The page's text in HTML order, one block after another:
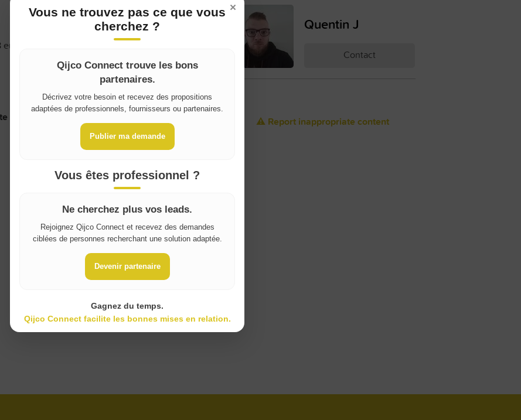
par jour et 20 euros de caution
amount for rental if applicable):
Quentin J
Contact
⚠️ Report inappropriate content
Where do you live?
Belgique / België
×
Vous ne trouvez pas ce que vous
cherchez ?
Qijco Connect trouve les bons
partenaires.
Décrivez votre besoin et recevez des propositions
adaptées de professionnels, fournisseurs ou partenaires.
Publier ma demande
Vous êtes professionnel ?
Ne cherchez plus vos leads.
Rejoignez Qijco Connect et recevez des demandes
ciblées de personnes recherchant une solution adaptée.
Devenir partenaire
Gagnez du temps.
Qijco Connect facilite les bonnes mises en relation.